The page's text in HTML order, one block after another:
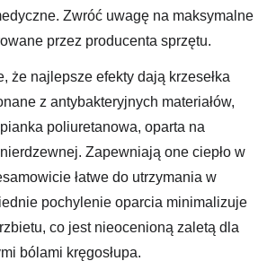
Zwróć uwagę na maksymalne
przez producenta sprzętu.
że najlepsze efekty dają krzesełka
z antybakteryjnych materiałów,
poliuretanowa, oparta na
Zapewniają one ciepło w
łatwe do utrzymania w
pochylenie oparcia minimalizuje
co jest nieocenioną zaletą dla
bólami kręgosłupa.